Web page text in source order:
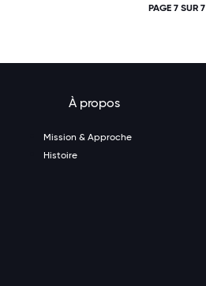
PAGE 7 SUR 7
À propos
Mission & Approche
Histoire